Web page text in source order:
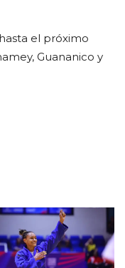
el próximo
Guananico y